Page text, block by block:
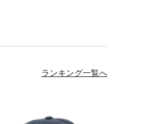
ランキング一覧へ